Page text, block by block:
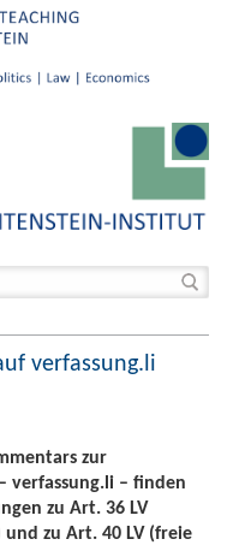
verfassung.li
zur
verfassung.li – finden
zu Art. 36 LV
zu Art. 40 LV (freie